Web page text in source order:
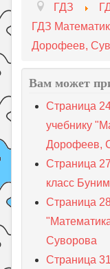
ГДЗ
ГДЗ
Дорофеев,
Вам может
Страница
учебнику
Дорофеев,
Страница
класс
Страница
Суворова
Страница